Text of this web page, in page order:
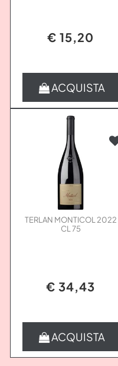
€ 15,20
ACQUISTA
TERLAN MONTICOL 2022
CL 75
€ 34,43
ACQUISTA